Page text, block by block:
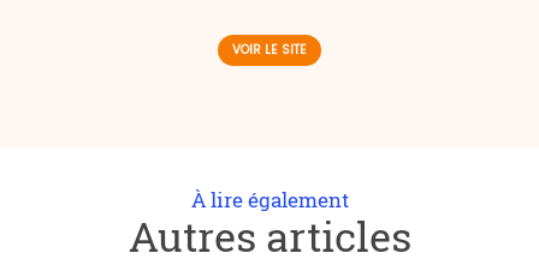
VOIR LE SITE
À lire également
Autres articles